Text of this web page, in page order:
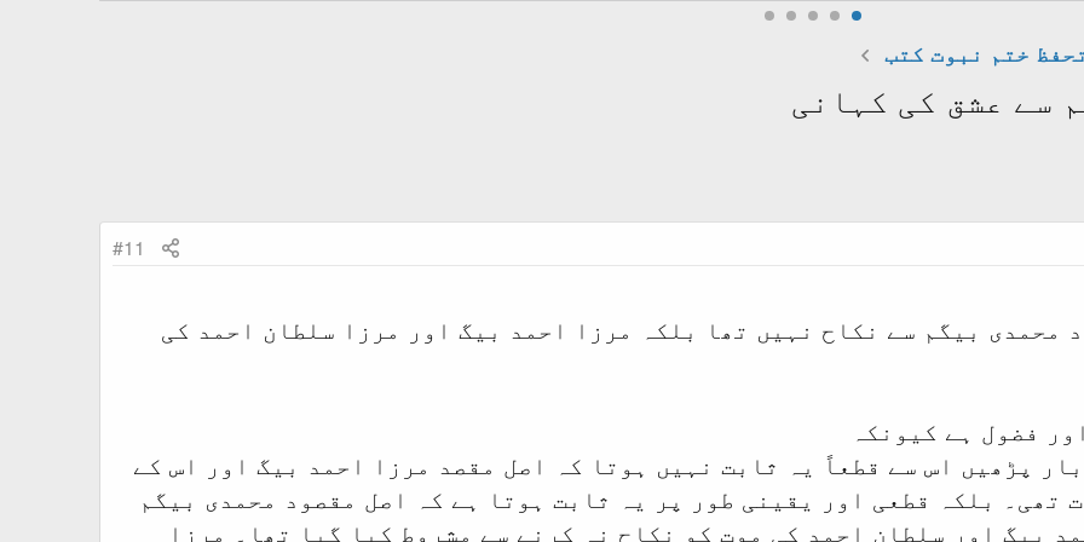
ختم نبوت کتب
سے عشق کی کہانی
#11
محمدی بیگم سے نکاح نہیں تھا بلکہ مرزا احمد بیگ اور مرزا سلطان احمد کی
فضول ہے کیونکہ
بار پڑھیں اس سے قطعاً یہ ثابت نہیں ہوتا کہ اصل مقصد مرزا احمد بیگ اور اس کے
تھی۔ بلکہ قطعی اور یقینی طور پر یہ ثابت ہوتا ہے کہ اصل مقصود محمدی بیگم
بیگ اور سلطان احمد کی موت کو نکاح نہ کرنے سے مشروط کیا گیا تھا۔ مرزا